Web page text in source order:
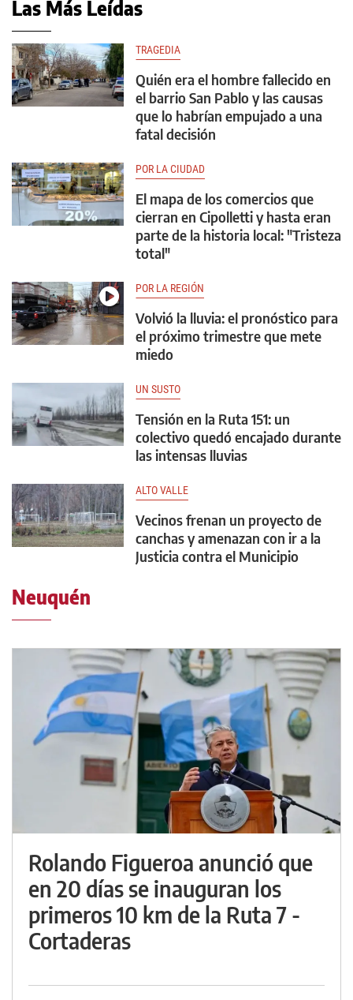
Las Más Leídas
TRAGEDIA
Quién era el hombre fallecido en
el barrio San Pablo y las causas
que lo habrían empujado a una
fatal decisión
POR LA CIUDAD
El mapa de los comercios que
cierran en Cipolletti y hasta eran
parte de la historia local: "Tristeza
total"
POR LA REGIÓN
Volvió la lluvia: el pronóstico para
el próximo trimestre que mete
miedo
UN SUSTO
Tensión en la Ruta 151: un
colectivo quedó encajado durante
las intensas lluvias
ALTO VALLE
Vecinos frenan un proyecto de
canchas y amenazan con ir a la
Justicia contra el Municipio
Neuquén
Rolando Figueroa anunció que
en 20 días se inauguran los
primeros 10 km de la Ruta 7 -
Cortaderas